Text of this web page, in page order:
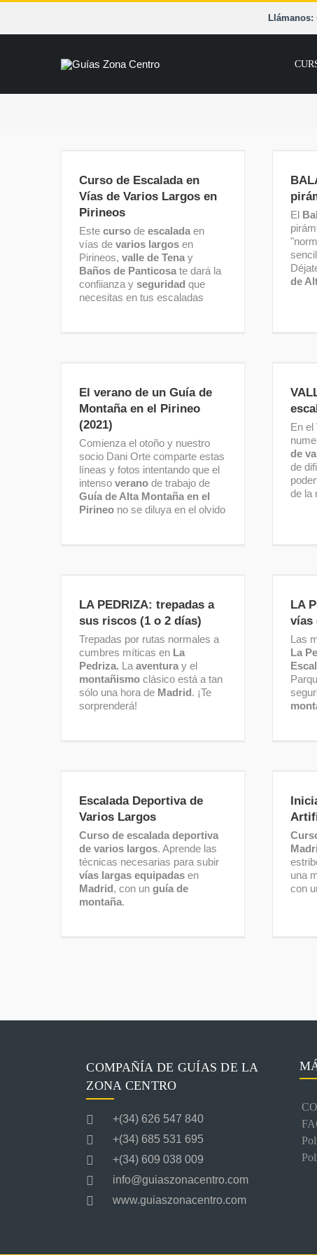
Saltar
contenido
Llámanos:
Varios Largos en Pirineos
Curso de Escalada en
Vías de Varios Largos en
Pirineos
Este curso de escalada en
vías de varios largos en
Pirineos, valle de Tena y
Baños de Panticosa te dará la
confiianza y seguridad que
necesitas en tus escaladas
El
de
Montaña en el Pirineo (2021)
El verano de un Guía de
Montaña en el Pirineo
(2021)
Comienza el otoño y nuestro
socio Dani Orte comparte estas
líneas y fotos intentando que el
intenso verano de trabajo de
Guía de Alta Montaña en el
Pirineo no se diluya en el olvido
En el
de
de
de la
riscos (1 o 2 días)
LA PEDRIZA: trepadas a
sus riscos (1 o 2 días)
Trepadas por rutas normales a
cumbres míticas en La
Pedriza. La aventura y el
montañismo clásico está a tan
sólo una hora de Madrid. ¡Te
sorprenderá!
LA
vías
Las
La
Largos
Escalada Deportiva de
Varios Largos
Curso de escalada deportiva
de varios largos. Aprende las
técnicas necesarias para subir
vías largas equipadas en
Madrid, con un guía de
montaña.
una
con
COMPAÑÍA DE GUÍAS DE LA
ZONA CENTRO
+(34) 626 547 840
+(34) 685 531 695
+(34) 609 038 009
info@guiaszonacentro.com
www.guiaszonacentro.com